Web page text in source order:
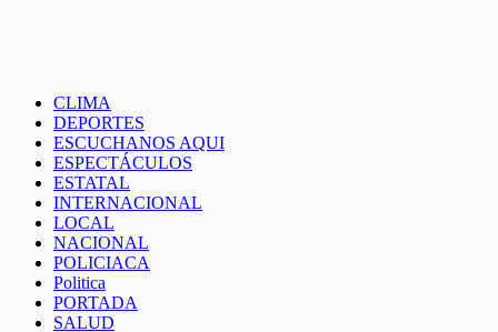
CLIMA
DEPORTES
ESCUCHANOS AQUI
ESPECTÁCULOS
ESTATAL
INTERNACIONAL
LOCAL
NACIONAL
POLICIACA
Politica
PORTADA
SALUD